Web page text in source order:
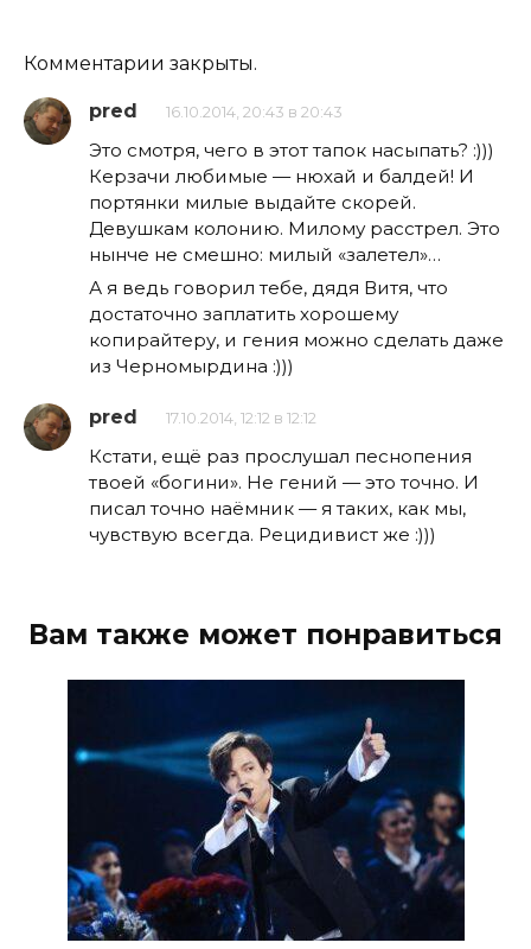
Комментарии закрыты.
pred 16.10.2014, 20:43 в 20:43
Это смотря, чего в этот тапок насыпать? :)))
Керзачи любимые — нюхай и балдей! И
портянки милые выдайте скорей.
Девушкам колонию. Милому расстрел. Это
нынче не смешно: милый «залетел»…
А я ведь говорил тебе, дядя Витя, что
достаточно заплатить хорошему
копирайтеру, и гения можно сделать даже
из Черномырдина :)))
pred 17.10.2014, 12:12 в 12:12
Кстати, ещё раз прослушал песнопения
твоей «богини». Не гений — это точно. И
писал точно наёмник — я таких, как мы,
чувствую всегда. Рецидивист же :)))
Вам также может понравиться